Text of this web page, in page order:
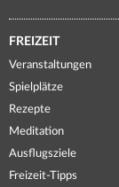
FREIZEIT
Veranstaltungen
Spielplätze
Rezepte
Meditation
Ausflugsziele
Freizeit-Tipps